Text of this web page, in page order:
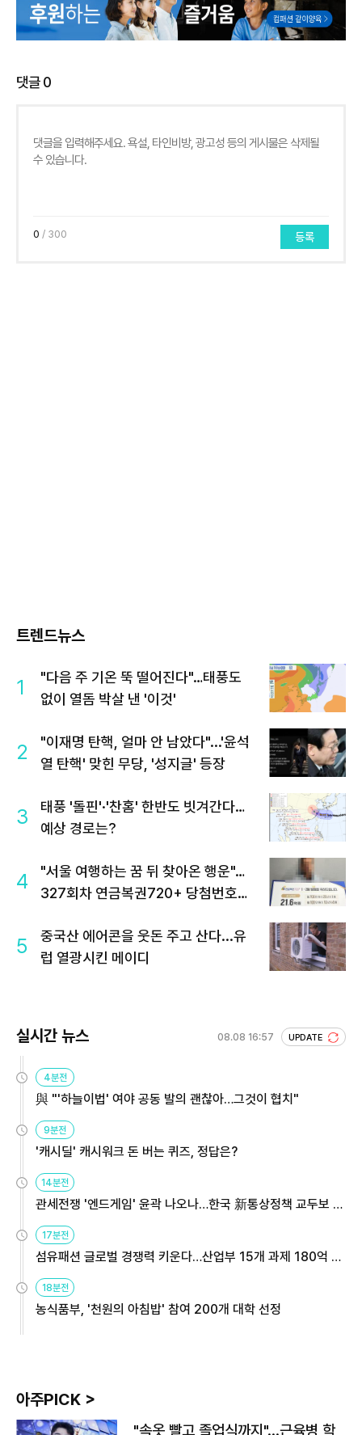
댓글0
0 / 300 등록
트렌드뉴스
1
"다음 주 기온 뚝 떨어진다"…태풍도
없이 열돔 박살 낸 '이것'
2
"이재명 탄핵, 얼마 안 남았다"...'윤석
열 탄핵' 맞힌 무당, '성지글' 등장
3
태풍 '돌핀'·'찬홈' 한반도 빗겨간다…
예상 경로는?
4
"서울 여행하는 꿈 뒤 찾아온 행운"…
327회차 연금복권720+ 당첨번호조
5
중국산 에어콘을 웃돈 주고 산다...유
럽 열광시킨 메이디
실시간 뉴스 08.08 16:57 UPDATE
4분전
與 "'하늘이법' 여야 공동 발의 괜찮아…그것이 협치"
9분전
'캐시딜' 캐시워크 돈 버는 퀴즈, 정답은?
14분전
관세전쟁 '엔드게임' 윤곽 나오나…한국 新통상정책 교두보 활
용해야
17분전
섬유패션 글로벌 경쟁력 키운다…산업부 15개 과제 180억 지
원
18분전
농식품부, '천원의 아침밥' 참여 200개 대학 선정
아주PICK >
"속옷 빨고 졸업식까지"…근육병 학